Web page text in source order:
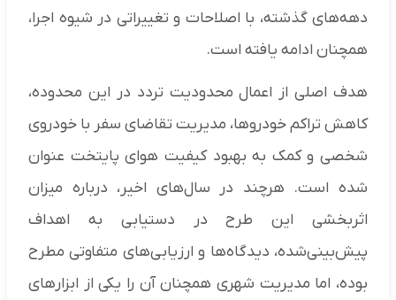
دهه‌های گذشته، با اصلاحات و تغییراتی در شیوه اجرا،
همچنان ادامه یافته است.
هدف اصلی از اعمال محدودیت تردد در این محدوده،
کاهش تراکم خودروها، مدیریت تقاضای سفر با خودروی
شخصی و کمک به بهبود کیفیت هوای پایتخت عنوان
شده است. هرچند در سال‌های اخیر، درباره میزان
اثربخشی این طرح در دستیابی به اهداف
پیش‌بینی‌شده، دیدگاه‌ها و ارزیابی‌های متفاوتی مطرح
بوده، اما مدیریت شهری همچنان آن را یکی از ابزارهای